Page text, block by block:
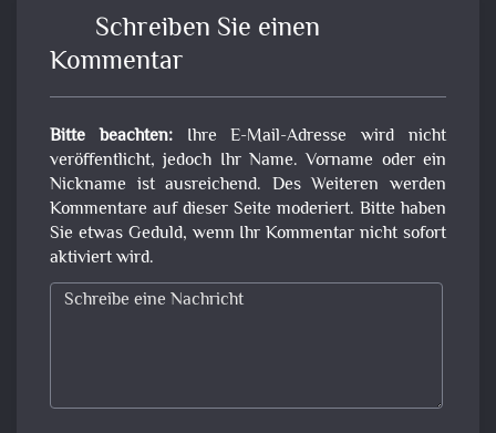
Schreiben Sie einen
Kommentar
Bitte beachten:Ihre E-Mail-Adresse wird nicht
veröffentlicht, jedoch Ihr Name. Vorname oder ein
Nickname ist ausreichend. Des Weiteren werden
Kommentare auf dieser Seite moderiert. Bitte haben
Sie etwas Geduld, wenn Ihr Kommentar nicht sofort
aktiviert wird.